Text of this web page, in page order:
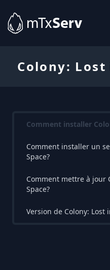
Colony: Lost
Comment installer
Comment installer un
Space?
Comment mettre à jour
Space?
Version de Colony: Lost